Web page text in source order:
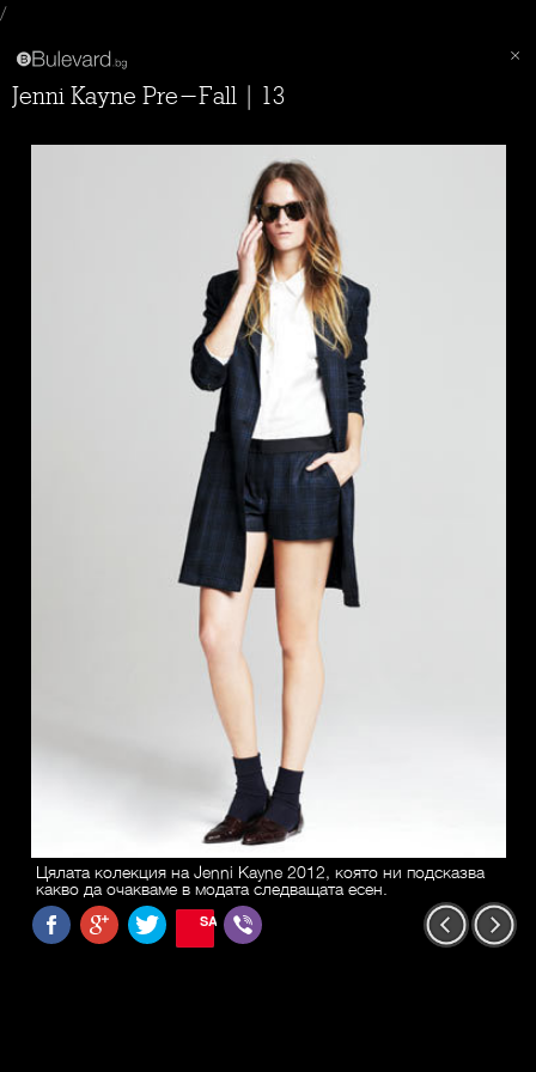
/
Jenni Kayne Pre-Fall | 13
Цялата колекция на Jenni Kayne 2012, която ни подсказва
какво да очакваме в модата следващата есен.
SAVE